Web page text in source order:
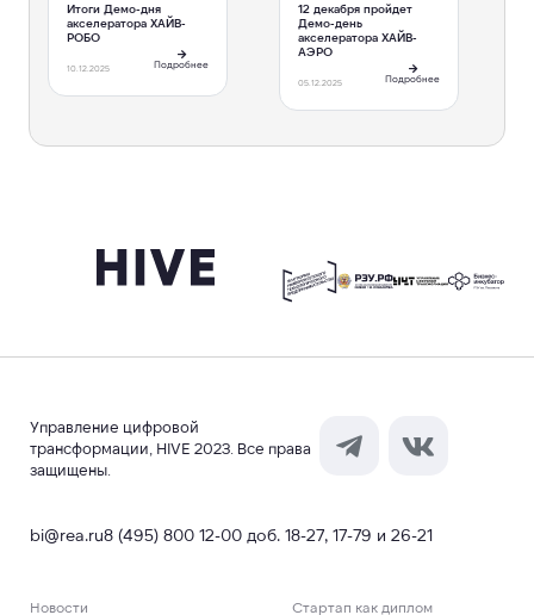
Итоги Демо-дня
акселератора ХАЙВ-
РОБО
10.12.2025 Подробнее
12 декабря пройдет
Демо-день
акселератора ХАЙВ-
АЭРО
05.12.2025 Подробнее
Управление цифровой
трансформации, HIVE 2023. Все права
защищены.
bi@rea.ru8 (495) 800 12-00 доб. 18-27, 17-79 и 26-21
Новости Стартап как диплом